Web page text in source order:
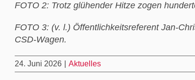
FOTO 2: Trotz glühender Hitze zogen
FOTO 3: (v. l.) Öffentlichkeitsreferent Jan-
CSD-Wagen.
24. Juni 2026 Aktuelles